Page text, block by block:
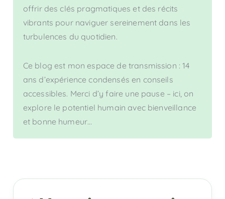
offrir des clés pragmatiques et des récits
vibrants pour naviguer sereinement dans les
turbulences du quotidien.
Ce blog est mon espace de transmission : 14
ans d’expérience condensés en conseils
accessibles. Merci d’y faire une pause – ici, on
explore le potentiel humain avec bienveillance
et bonne humeur…